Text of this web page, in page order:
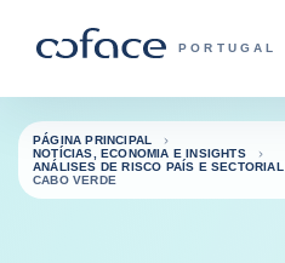
COFACE
PORTUGAL
Voltar à página principal
PÁGINA PRINCIPAL
NOTÍCIAS, ECONOMIA E INSIGHTS
ANÁLISES DE RISCO PAÍS E SECTORIAL
CABO VERDE